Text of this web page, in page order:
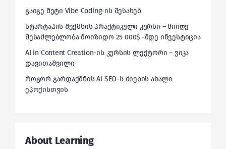
გაიგე მეტი Vibe Coding-ის შესახებ
სტარტაპის შექმნის პრაქტიკული კურსი – მიიღე
შესაძლებლობა მოიზიდო 25 000$ -მდე ინვესტიცია
AI in Content Creation-ის კურსის ლექტორი – ვიკა
დავითაშვილი
როგორ გარდაქმნის AI SEO-ს ძიების ახალი
ეპოქისთვის
About Learning